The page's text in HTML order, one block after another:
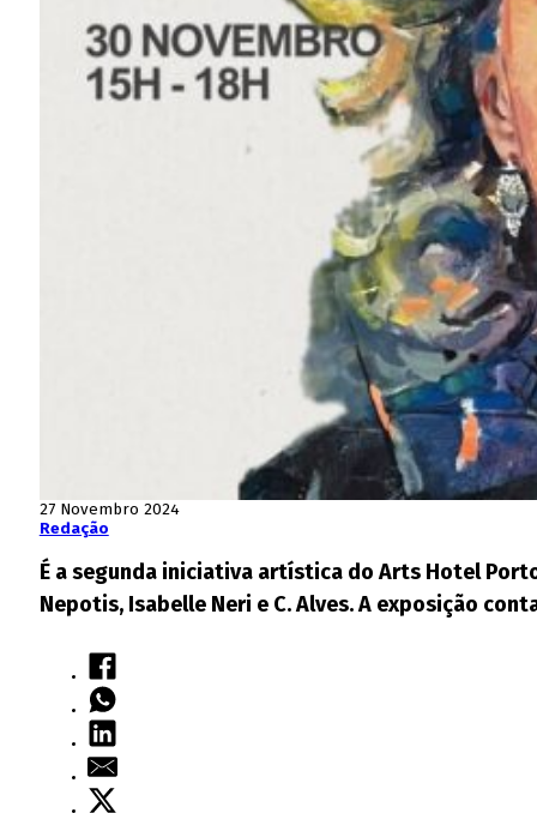
27 Novembro 2024
Redação
É a segunda iniciativa artística do Arts Hotel
Nepotis, Isabelle Neri e C. Alves. A exposição